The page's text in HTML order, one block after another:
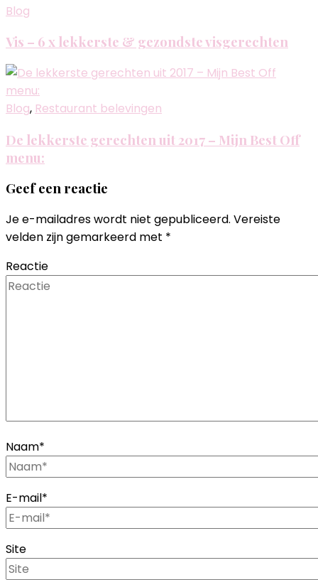
Blog
Vis – 6 x lekkerste & gezondste visgerechten
Blog, Restaurant belevingen
De lekkerste gerechten uit 2017 – Mijn Best Off
menu:
Geef een reactie
Je e-mailadres wordt niet gepubliceerd. Vereiste
velden zijn gemarkeerd met *
Reactie
Naam*
E-mail*
Site